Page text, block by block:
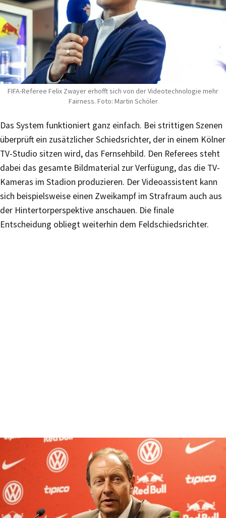
FIFA-Referee Felix Zwayer erhofft sich von der Videotechnologie mehr
Fairness. Foto: Martin Schöler
Das System funktioniert ganz einfach. Bei strittigen Szenen
überprüft ein zusätzlicher Schiedsrichter, der in einem Kölner
TV-Studio sitzen wird, das Fernsehbild. Den Referees steht
dabei das gesamte Bildmaterial zur Verfügung, das die TV-
Kameras im Stadion produzieren. Der Videoassistent kann
sich beispielsweise einen Zweikampf im Strafraum auch aus
der Hintertorperspektive anschauen. Die finale
Entscheidung obliegt weiterhin dem Feldschiedsrichter.